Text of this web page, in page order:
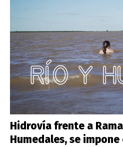
Hidrovía frente a
Humedales, se